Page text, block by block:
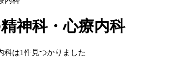
神科・心療内科
科は1件見つかりました